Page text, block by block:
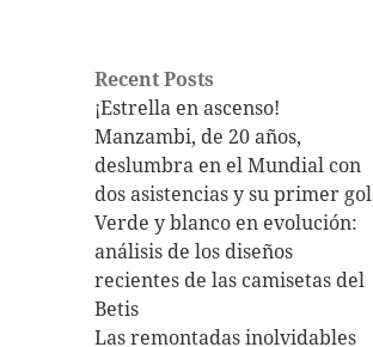
Recent Posts
¡Estrella en ascenso!
Manzambi, de 20 años,
deslumbra en el Mundial con
dos asistencias y su primer gol
Verde y blanco en evolución:
análisis de los diseños
recientes de las camisetas del
Betis
Las remontadas inolvidables